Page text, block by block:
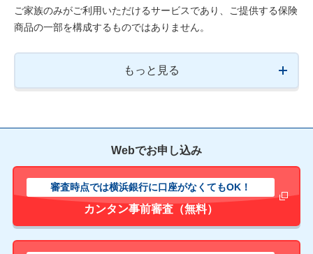
ご家族のみがご利用いただけるサービスであり、ご提供する保険
商品の一部を構成するものではありません。
もっと見る
Webでお申し込み
審査時点では横浜銀行に口座がなくてもOK！
カンタン事前審査（無料）
新しいウ